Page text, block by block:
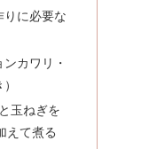
りに必要な
カワリ・
玉ねぎを
えて煮る